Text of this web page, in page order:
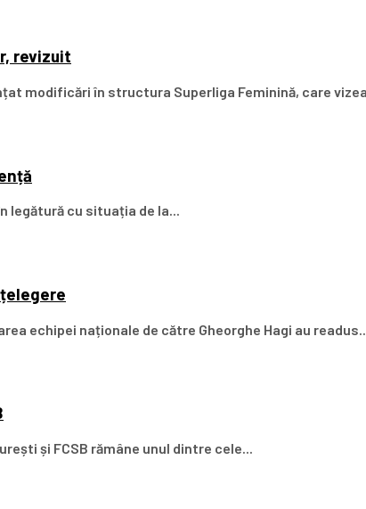
revizuit
modificări în structura Superliga Feminină, care
legătură cu situația de la...
echipei naționale de către Gheorghe Hagi au readus...
și FCSB rămâne unul dintre cele...